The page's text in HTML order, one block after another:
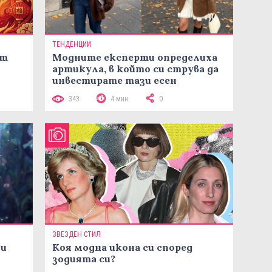
ТЕНДЕНЦИИ
Модните експерти определиха
артикула, в който си струва да
инвестирате тази есен
343 4 мин 0
ЗВЕЗДЕН СТИЛ
Коя модна икона си според
зодията си?